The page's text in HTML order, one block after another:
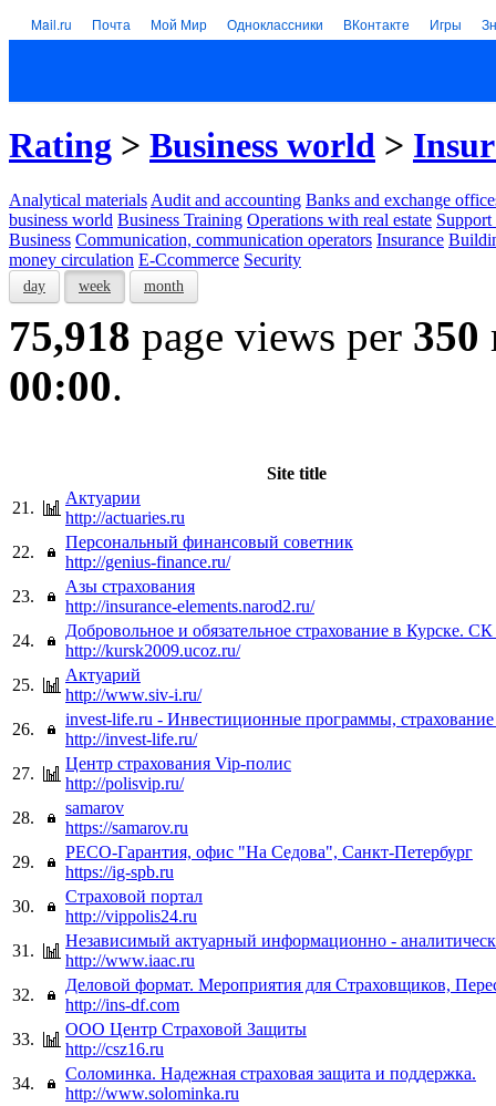
Mail.ru Почта Мой Мир Одноклассники ВКонтакте Игры
Rating > Business world >
Analytical materials Audit and accounting Banks and exchange
business world Business Training Operations with real estate Support
Business Communication, communication operators Insurance
money circulation E-Ccommerce Security
day week month
75,918 page views per 350
00:00.
Site title
21.
Актуарии
http://actuaries.ru
22.
Персональный финансовый советник
http://genius-finance.ru/
23.
Азы страхования
http://insurance-elements.narod2.ru/
24.
Добровольное и обязательное страхование в Курске.
http://kursk2009.ucoz.ru/
25.
Актуарий
http://www.siv-i.ru/
26.
invest-life.ru - Инвестиционные программы,
http://invest-life.ru/
27.
Центр страхования Vip-полис
http://polisvip.ru/
28.
samarov
https://samarov.ru
29.
РЕСО-Гарантия, офис "На Седова", Санкт-Петербург
https://ig-spb.ru
30.
Страховой портал
http://vippolis24.ru
31.
Независимый актуарный информационно -
http://www.iaac.ru
32.
Деловой формат. Мероприятия для Страховщиков,
http://ins-df.com
33.
ООО Центр Страховой Защиты
http://csz16.ru
34.
Соломинка. Надежная страховая защита и поддержка.
http://www.solominka.ru